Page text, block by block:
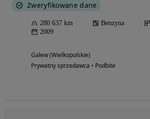
Zweryfikowane dane
280 637 km Benzyna
2009
Galew (Wielkopolskie)
Prywatny sprzedawca • Podbite